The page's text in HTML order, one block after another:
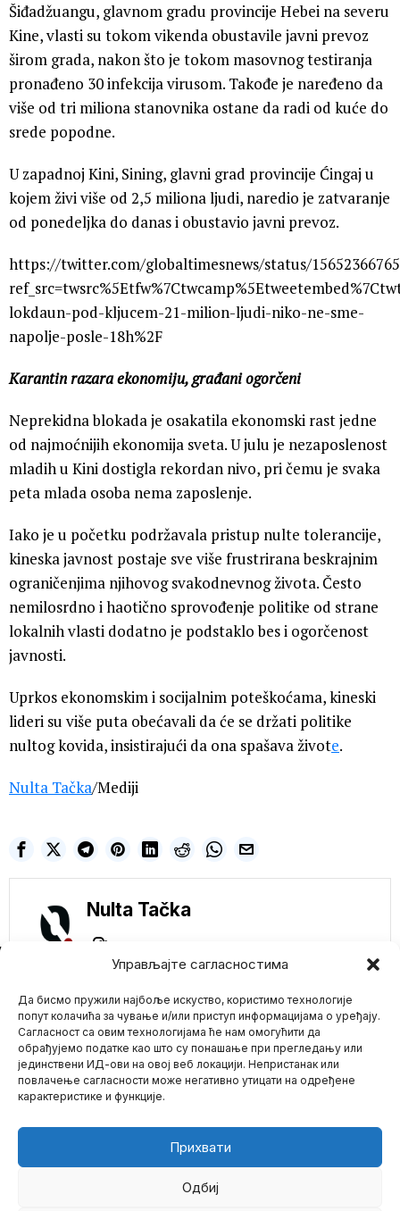
Управљајте сагласностима
Да бисмо пружили најбоље искуство, користимо технологије
попут колачића за чување и/или приступ информацијама о уређају.
Сагласност са овим технологијама ће нам омогућити да
обрађујемо податке као што су понашање при прегледању или
јединствени ИД-ови на овој веб локацији. Непристанак или
повлачење сагласности може негативно утицати на одређене
карактеристике и функције.
Прихвати
Одбиј
Šiđadžuangu, glavnom gradu provincije Hebei na severu
Kine, vlasti su tokom vikenda obustavile javni prevoz
širom grada, nakon što je tokom masovnog testiranja
pronađeno 30 infekcija virusom. Takođe je naređeno da
više od tri miliona stanovnika ostane da radi od kuće do
srede popodne.
U zapadnoj Kini, Sining, glavni grad provincije Ćingaj u
kojem živi više od 2,5 miliona ljudi, naredio je zatvaranje
od ponedeljka do danas i obustavio javni prevoz.
https://twitter.com/globaltimesnews/status/
lokdaun-pod-kljucem-21-milion-ljudi-niko-ne-sme-
napolje-posle-18h%2F
Karantin razara ekonomiju, građani ogorčeni
Neprekidna blokada je osakatila ekonomski rast jedne
od najmoćnijih ekonomija sveta. U julu je nezaposlenost
mladih u Kini dostigla rekordan nivo, pri čemu je svaka
peta mlada osoba nema zaposlenje.
Iako je u početku podržavala pristup nulte tolerancije,
kineska javnost postaje sve više frustrirana beskrajnim
ograničenjima njihovog svakodnevnog života. Često
nemilosrdno i haotično sprovođenje politike od strane
lokalnih vlasti dodatno je podstaklo bes i ogorčenost
javnosti.
Uprkos ekonomskim i socijalnim poteškoćama, kineski
lideri su više puta obećavali da će se držati politike
nultog kovida, insistirajući da ona spašava živote.
Nulta Tačka/Mediji
Nulta Tačka
Mario zna Youtube
DŽASTIN TRUDO:
NEVAKCINISANI
LJUDI SU RASISTI
Kanadski premijer Džastin
Trudo je ranije ove
nedelje imao
neuravnoteženu
PANIKE! DR RADMILO
PETROVIĆ: KO BUDE
ČEKAO NOVU
GODINU, BOŽIĆ ĆE
ČEKATI U KOVID